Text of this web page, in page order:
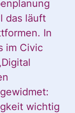
das läuft
In
im Civic
wichtig